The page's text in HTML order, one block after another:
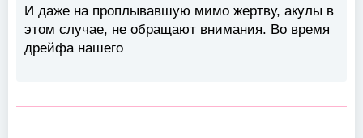
И даже на проплывавшую мимо жертву, акулы в
этом случае, не обращают внимания. Во время
дрейфа нашего